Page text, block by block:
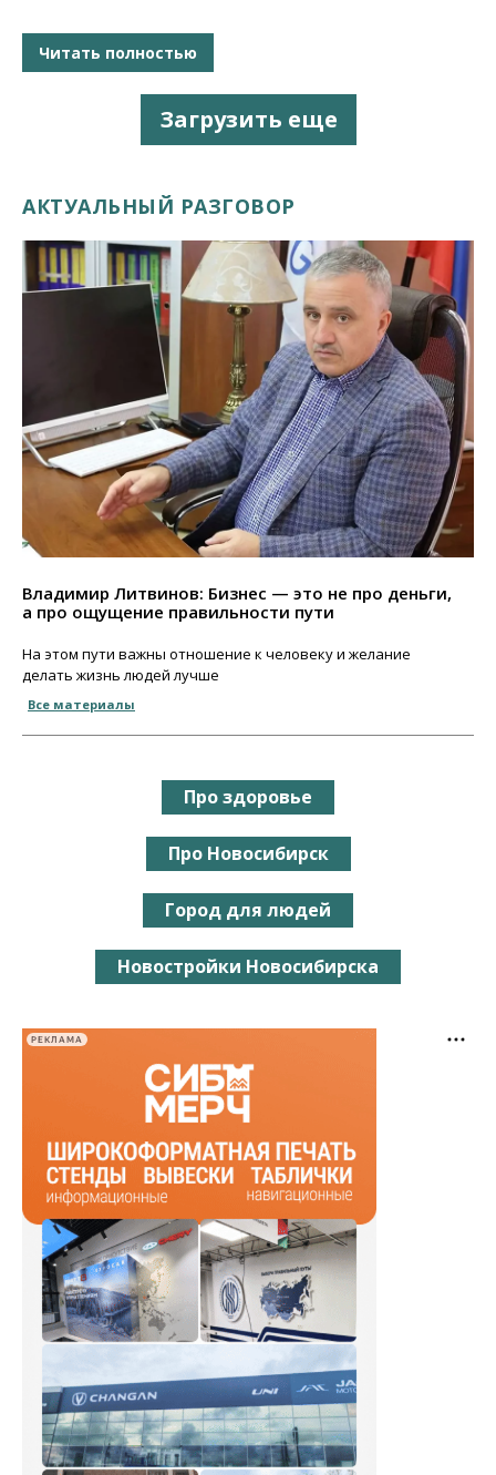
Читать полностью
Загрузить еще
АКТУАЛЬНЫЙ РАЗГОВОР
Владимир Литвинов: Бизнес — это не про деньги,
а про ощущение правильности пути
На этом пути важны отношение к человеку и желание
делать жизнь людей лучше
Все материалы
Про здоровье
Про Новосибирск
Город для людей
Новостройки Новосибирска
РЕКЛАМА